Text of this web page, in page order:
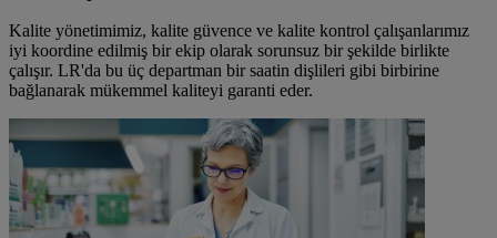
Kalite yönetimimiz, kalite güvence ve kalite kontrol çalışanlarımız
iyi koordine edilmiş bir ekip olarak sorunsuz bir şekilde birlikte
çalışır. LR'da bu üç departman bir saatin dişlileri gibi birbirine
bağlanarak mükemmel kaliteyi garanti eder.